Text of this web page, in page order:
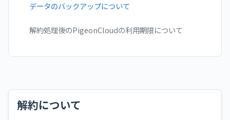
データのバックアップについて
解約処理後のPigeonCloudの利用期限について
解約について